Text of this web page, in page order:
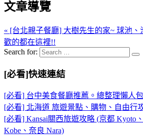
文章導覽
« [台北親子餐廳] 大樹先生的家~ 球池
歡的都在這裡!!
Search for:
[必看]快速連結
[必看] 台中美食餐廳推薦。總整理懶人
[必看] 北海道 旅遊景點、購物、自由行
[必看] Kansai關西旅遊攻略 (京都 Kyoto
Kobe、奈良 Nara)